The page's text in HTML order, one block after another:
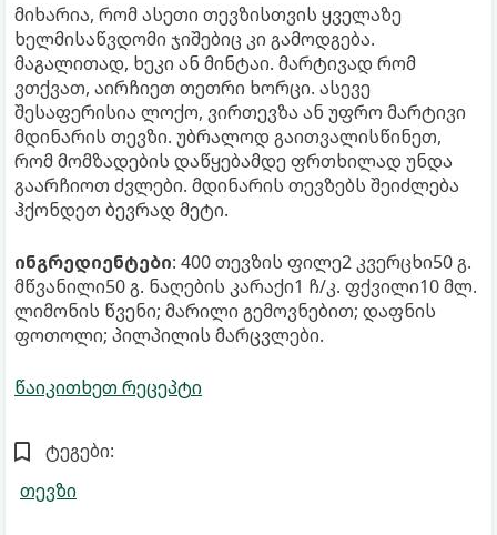
მიხარია, რომ ასეთი თევზისთვის ყველაზე
ხელმისაწვდომი ჯიშებიც კი გამოდგება.
მაგალითად, ხეკი ან მინტაი. მარტივად რომ
ვთქვათ, აირჩიეთ თეთრი ხორცი. ასევე
შესაფერისია ლოქო, ვირთევზა ან უფრო მარტივი
მდინარის თევზი. უბრალოდ გაითვალისწინეთ,
რომ მომზადების დაწყებამდე ფრთხილად უნდა
გაარჩიოთ ძვლები. მდინარის თევზებს შეიძლება
ჰქონდეთ ბევრად მეტი.
ინგრედიენტები: 400 თევზის ფილე2 კვერცხი50 გ.
მწვანილი50 გ. ნაღების კარაქი1 ჩ/კ. ფქვილი10 მლ.
ლიმონის წვენი; მარილი გემოვნებით; დაფნის
ფოთოლი; პილპილის მარცვლები.
წაიკითხეთ რეცეპტი
ტეგები:
თევზი